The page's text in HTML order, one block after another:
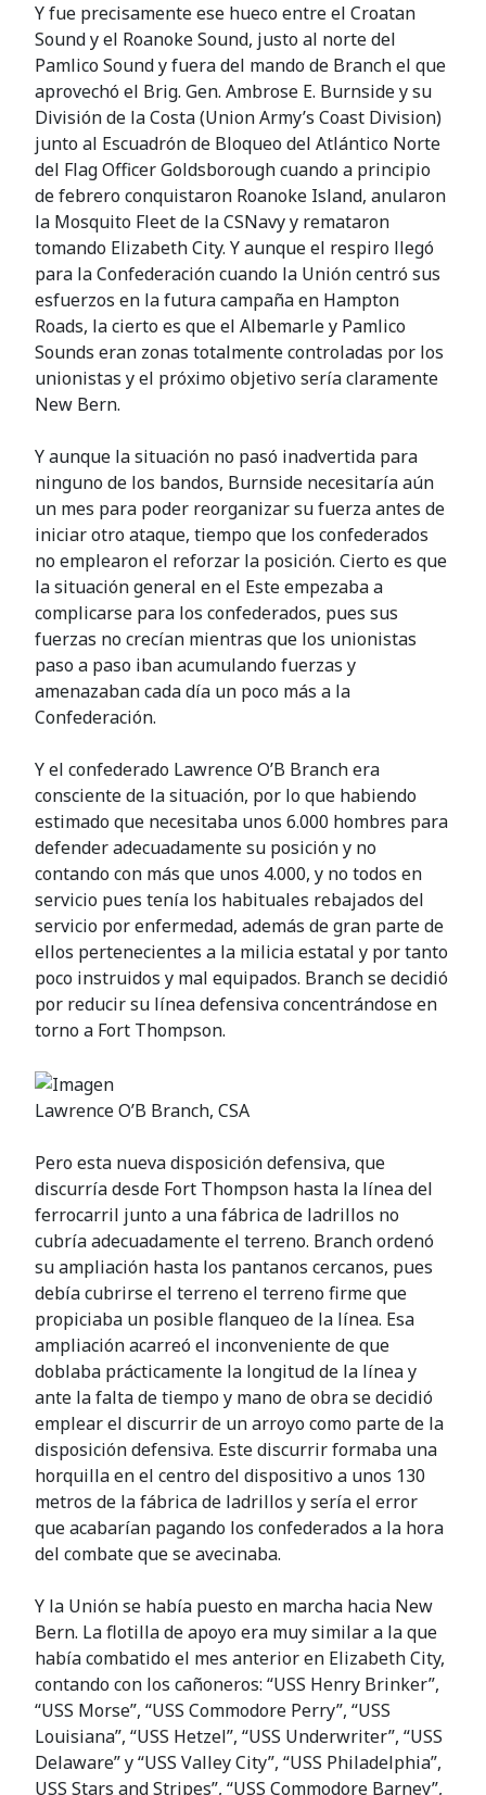
Y fue precisamente ese hueco entre el Croatan
Sound y el Roanoke Sound, justo al norte del
Pamlico Sound y fuera del mando de Branch el que
aprovechó el Brig. Gen. Ambrose E. Burnside y su
División de la Costa (Union Army’s Coast Division)
junto al Escuadrón de Bloqueo del Atlántico Norte
del Flag Officer Goldsborough cuando a principio
de febrero conquistaron Roanoke Island, anularon
la Mosquito Fleet de la CSNavy y remataron
tomando Elizabeth City. Y aunque el respiro llegó
para la Confederación cuando la Unión centró sus
esfuerzos en la futura campaña en Hampton
Roads, la cierto es que el Albemarle y Pamlico
Sounds eran zonas totalmente controladas por los
unionistas y el próximo objetivo sería claramente
New Bern.
Y aunque la situación no pasó inadvertida para
ninguno de los bandos, Burnside necesitaría aún
un mes para poder reorganizar su fuerza antes de
iniciar otro ataque, tiempo que los confederados
no emplearon el reforzar la posición. Cierto es que
la situación general en el Este empezaba a
complicarse para los confederados, pues sus
fuerzas no crecían mientras que los unionistas
paso a paso iban acumulando fuerzas y
amenazaban cada día un poco más a la
Confederación.
Y el confederado Lawrence O’B Branch era
consciente de la situación, por lo que habiendo
estimado que necesitaba unos 6.000 hombres para
defender adecuadamente su posición y no
contando con más que unos 4.000, y no todos en
servicio pues tenía los habituales rebajados del
servicio por enfermedad, además de gran parte de
ellos pertenecientes a la milicia estatal y por tanto
poco instruidos y mal equipados. Branch se decidió
por reducir su línea defensiva concentrándose en
torno a Fort Thompson.
Lawrence O’B Branch, CSA
Pero esta nueva disposición defensiva, que
discurría desde Fort Thompson hasta la línea del
ferrocarril junto a una fábrica de ladrillos no
cubría adecuadamente el terreno. Branch ordenó
su ampliación hasta los pantanos cercanos, pues
debía cubrirse el terreno el terreno firme que
propiciaba un posible flanqueo de la línea. Esa
ampliación acarreó el inconveniente de que
doblaba prácticamente la longitud de la línea y
ante la falta de tiempo y mano de obra se decidió
emplear el discurrir de un arroyo como parte de la
disposición defensiva. Este discurrir formaba una
horquilla en el centro del dispositivo a unos 130
metros de la fábrica de ladrillos y sería el error
que acabarían pagando los confederados a la hora
del combate que se avecinaba.
Y la Unión se había puesto en marcha hacia New
Bern. La flotilla de apoyo era muy similar a la que
había combatido el mes anterior en Elizabeth City,
contando con los cañoneros: “USS Henry Brinker”,
“USS Morse”, “USS Commodore Perry”, “USS
Louisiana”, “USS Hetzel”, “USS Underwriter”, “USS
Delaware” y “USS Valley City”, “USS Philadelphia”,
USS Stars and Stripes”, “USS Commodore Barney”,